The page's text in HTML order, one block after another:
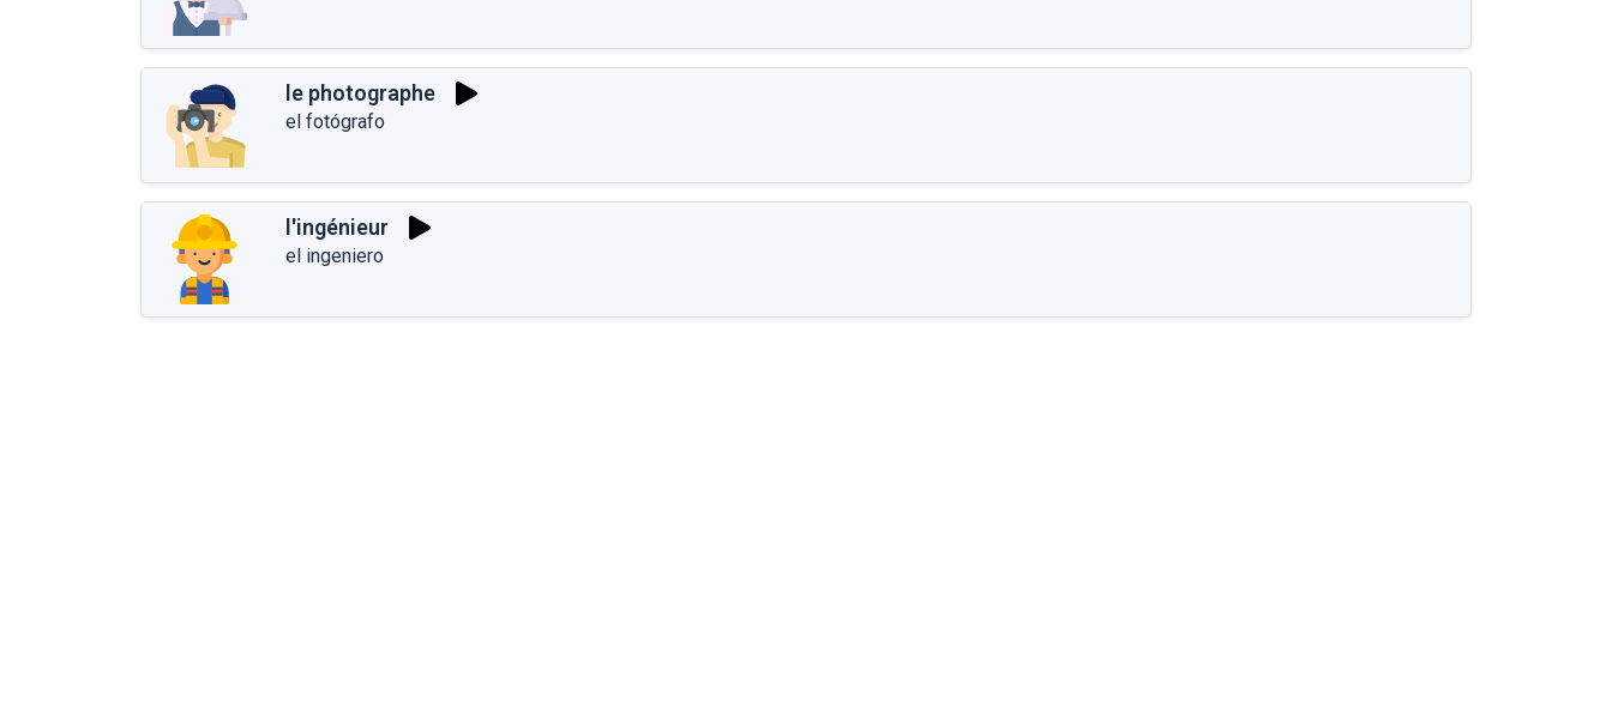
le photographe
el fotógrafo
l'ingénieur
el ingeniero